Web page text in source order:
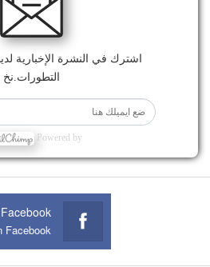
اشترك في النشرة الإخبارية
التطورات.نخ
Powered by
Facebook